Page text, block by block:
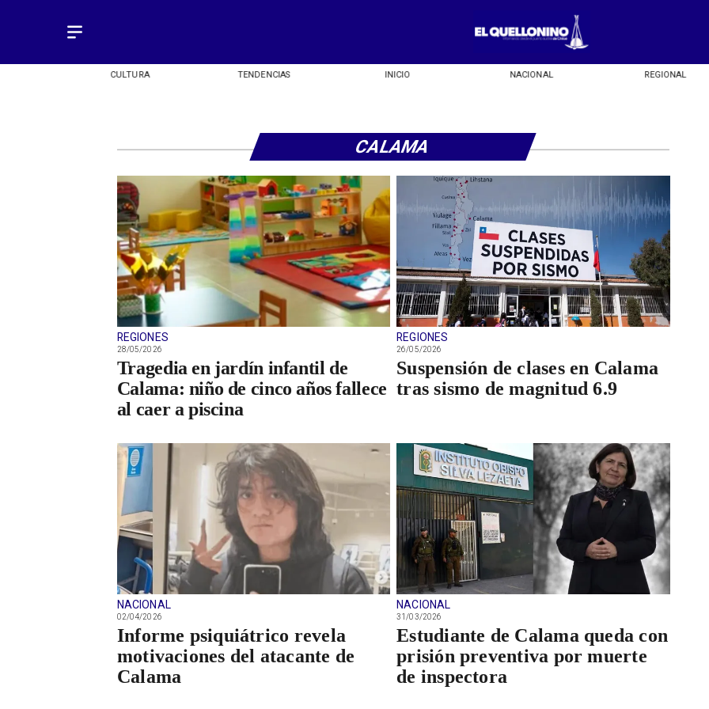
CULTURA TENDENCIAS INICIO NACIONAL REGIONAL
REGIONES
28/05/2026
Tragedia en jardín infantil de
Calama: niño de cinco años fallece
al caer a piscina
REGIONES
26/05/2026
Suspensión de clases en Calama
tras sismo de magnitud 6.9
NACIONAL
02/04/2026
Informe psiquiátrico revela
motivaciones del atacante de
Calama
NACIONAL
31/03/2026
Estudiante de Calama queda con
prisión preventiva por muerte
de inspectora
CALAMA